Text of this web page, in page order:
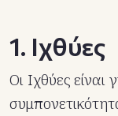
1. Ιχθύες
Οι Ιχθύες